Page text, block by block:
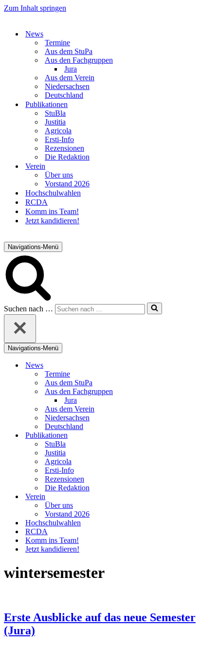
Zum Inhalt springen
News
Termine
Aus dem StuPa
Aus den Fachgruppen
Jura
Aus dem Verein
Niedersachsen
Deutschland
Publikationen
StuBla
Justitia
Agricola
Ersti-Info
Rezensionen
Die Redaktion
Verein
Über uns
Vorstand 2026
Hochschulwahlen
RCDA
Komm ins Team!
Jetzt kandidieren!
Navigations-Menü
Suchen nach …
Navigations-Menü
News
Termine
Aus dem StuPa
Aus den Fachgruppen
Jura
Aus dem Verein
Niedersachsen
Deutschland
Publikationen
StuBla
Justitia
Agricola
Ersti-Info
Rezensionen
Die Redaktion
Verein
Über uns
Vorstand 2026
Hochschulwahlen
RCDA
Komm ins Team!
Jetzt kandidieren!
wintersemester
Erste Ausblicke auf das neue Semester
(Jura)